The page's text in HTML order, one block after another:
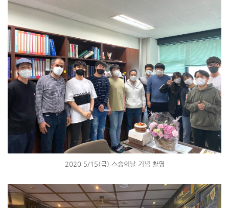
2020 5/15(금) 스승의날 기념 촬영